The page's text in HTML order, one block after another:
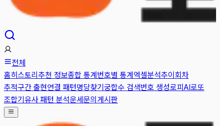
전체
홈히스토리 추천 정보종합 통계번호별 통계엑셀분석추이 회차
추적구간 출현연결 패턴명당찾기궁합수 검색번호 생성로피AI로또
조합기유사 패턴 분석운세문의게시판